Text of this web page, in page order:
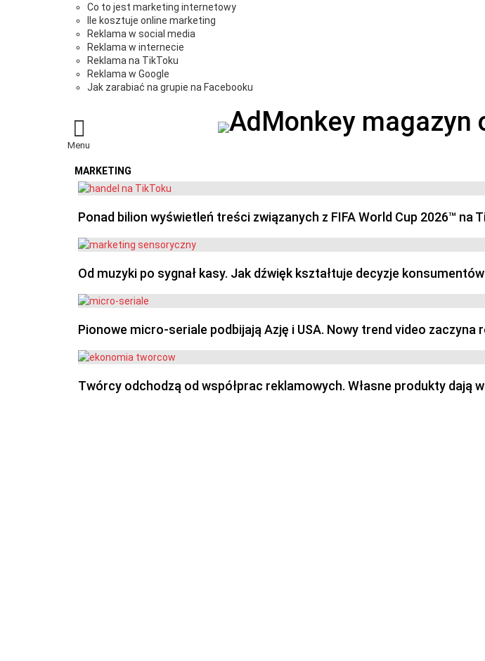
Co to jest marketing internetowy
Ile kosztuje online marketing
Reklama w social media
Reklama w internecie
Reklama na TikToku
Reklama w Google
Jak zarabiać na grupie na Facebooku
Menu magazyn o
MARKETING
OSTATNIE
Ponad bilion wyświetleń treści związanych z FIFA World Cup 2026™ na
Od muzyki po sygnał kasy. Jak dźwięk kształtuje decyzje
Pionowe micro-seriale podbijają Azję i USA. Nowy trend video zaczyna
Twórcy odchodzą od współprac reklamowych. Własne produkty dają